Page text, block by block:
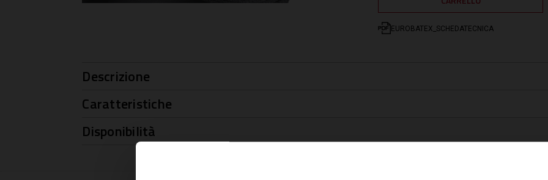
EUROBATEX_SCHEDATECNICA
Descrizione
Caratteristiche
Disponibilità